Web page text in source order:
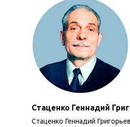
Стаценко Геннадий
Стаценко Геннадий